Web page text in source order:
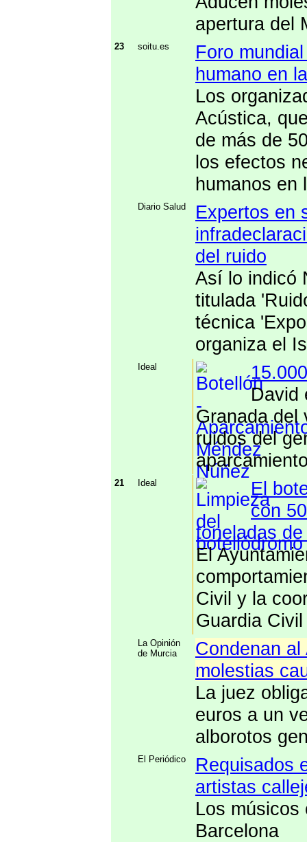
apertura del
23 soitu.es
Foro
humano en
Los
Acústica,
de más de
los efectos
humanos en
Diario Salud
Expertos en
del ruido
Así lo indicó
titulada
técnica
organiza el
Ideal
David
Granada del
ruidos del
21 Ideal
El
con
toneladas
El
Civil y la
Guardia Civil
La Opinión
de Murcia
Condenan
molestias
La juez
euros a un
alborotos
El Periódico
Requisados
artistas
Los músicos
Barcelona